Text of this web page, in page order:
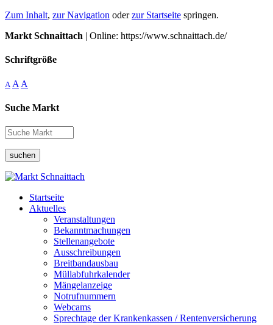
Zum Inhalt, zur Navigation oderzur Startseite springen.
Markt Schnaittach | Online: https://www.schnaittach.de/
Schriftgröße
A A A
Suche Markt
suchen
Startseite
Aktuelles
Veranstaltungen
Bekanntmachungen
Stellenangebote
Ausschreibungen
Breitbandausbau
Müllabfuhrkalender
Mängelanzeige
Notrufnummern
Webcams
Sprechtage der Krankenkassen / Rentenversicherung